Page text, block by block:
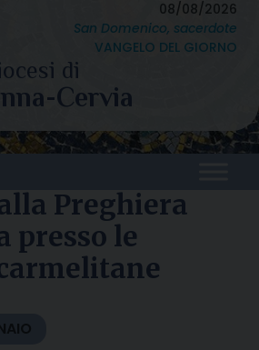
08/08/2026
San Domenico, sacerdote
VANGELO DEL GIORNO
Preghiera
presso le